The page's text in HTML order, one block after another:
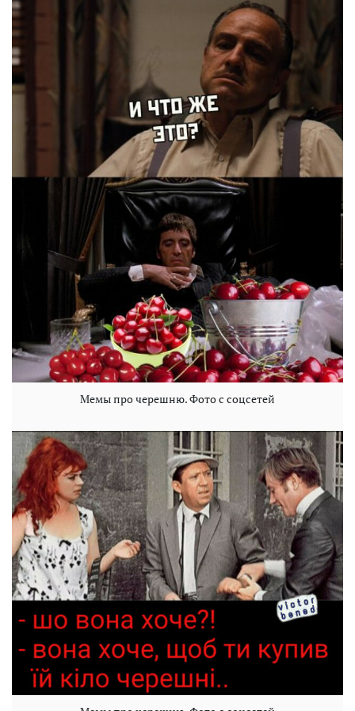
Мемы про черешню. Фото с соцсетей